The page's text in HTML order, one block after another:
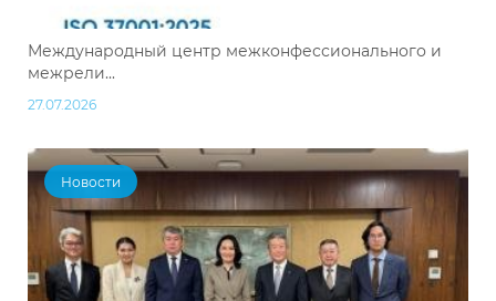
Международный центр межконфессионального и
межрели...
27.07.2026
Новости